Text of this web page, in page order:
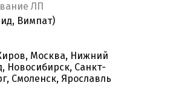
ЛП
Вимпат)
Москва, Нижний
Новосибирск, Санкт-
Смоленск, Ярославль